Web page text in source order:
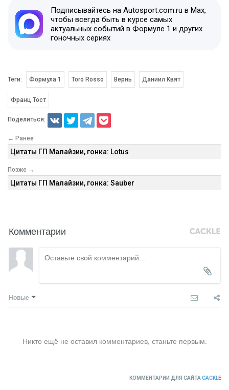
Подписывайтесь на Autosport.com.ru в Max,
чтобы всегда быть в курсе самых
актуальных событий в Формуле 1 и других
гоночных сериях
Теги: Формула 1 Toro Rosso Вернь Даниил Квят
Франц Тост
Поделиться:
← Ранее
Цитаты ГП Малайзии, гонка: Lotus
Позже →
Цитаты ГП Малайзии, гонка: Sauber
Комментарии
Новые
Никто ещё не оставил комментариев, станьте первым.
КОММЕНТАРИИ ДЛЯ САЙТА CACKLE